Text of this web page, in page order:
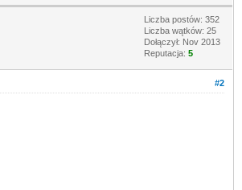
Liczba postów: 352
Liczba wątków: 25
Dołączył: Nov 2013
Reputacja: 5
#2